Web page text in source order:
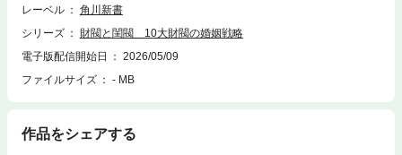
て同じ末路を迎える安田家 第一節 初代・安田善次郎 第二節 初代・
安田善次郎の子どもたち 第三節 三代目・安田一と安田家の戦後第五
かった大倉家第七章 男児に恵まれず、跡継ぎに恵まれた古河家第八章
閨閥では他財閥に見劣りする野村家第九章 名門に生まれた創業者・鮎川
一一章 企業も子どもも沢山つくった渋沢家 第一節 渋沢栄一 第二
節 渋沢栄一の子どもたち 第三節 栄一の後継者・渋沢敬三おわりに
レーベル
角川新書
シリーズ
財閥と閨閥 10大財閥の婚姻戦略
電子版配信開始日
2026/05/09
ファイルサイズ
- MB
作品をシェアする